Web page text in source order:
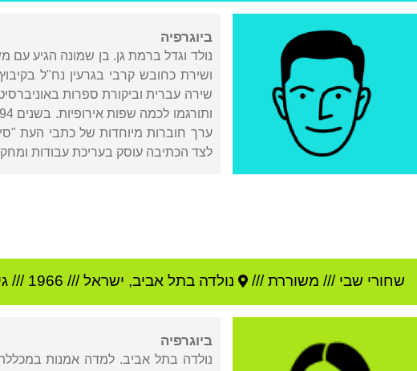
ביוגרפיה
ושירת כחובש קרבי בגרעין נח"ל
שירה עברית וביקורת ספרות
ותורגמו לכמה שפות אירופיות. בשנים 1998-1994 ייסד את כתב העת "רחוב", תחילה כעורך יחיד ובהמשך עם
ערך חוברות מיוחדות של כתבי העת
לצד הכתיבה עוסק בעריכת עבודות
שחורי שבי /// משוררת /// נולדה בתל אביב, ישראל///
1966
///
ביוגרפיה
נולדה בתל אביב. למדה אמנות